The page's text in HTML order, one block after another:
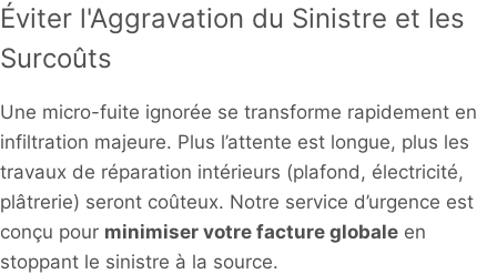
Éviter l'Aggravation du Sinistre et les
Surcoûts
Une micro-fuite ignorée se transforme rapidement en
infiltration majeure. Plus l’attente est longue, plus les
travaux de réparation intérieurs (plafond, électricité,
plâtrerie) seront coûteux. Notre service d’urgence est
conçu pour minimiser votre facture globale en
stoppant le sinistre à la source.